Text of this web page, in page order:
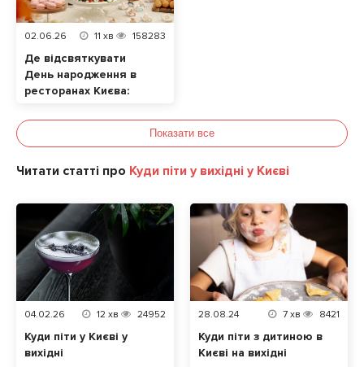
02.06.26 11 хв 158283
Де відсвяткувати
День народження в
ресторанах Києва:
Показати все
Читати статті про Куди піти у вихідні у Києві
04.02.26 12 хв 24952
Куди піти у Києві у
вихідні
28.08.24 7 хв 8421
Куди піти з дитиною в
Києві на вихідні